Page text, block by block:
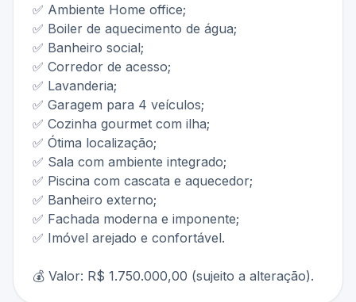
✅ Ambiente Home office;
✅ Boiler de aquecimento de água;
✅ Banheiro social;
✅ Corredor de acesso;
✅ Lavanderia;
✅ Garagem para 4 veículos;
✅ Cozinha gourmet com ilha;
✅ Ótima localização;
✅ Sala com ambiente integrado;
✅ Piscina com cascata e aquecedor;
✅ Banheiro externo;
✅ Fachada moderna e imponente;
✅ Imóvel arejado e confortável.
💰 Valor: R$ 1.750.000,00 (sujeito a alteração).